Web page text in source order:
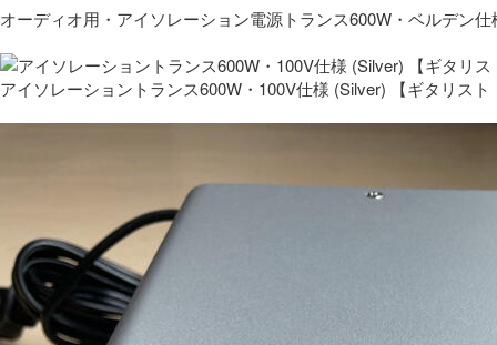
オーディオ用・アイソレーション電源トランス600W・ベルデン仕
アイソレーショントランス600W・100V仕様 (Silver) 【ギタリス